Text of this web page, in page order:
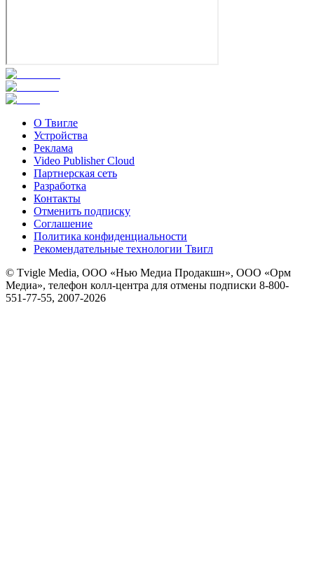
О Твигле
Устройства
Реклама
Video Publisher Cloud
Партнерская сеть
Разработка
Контакты
Отменить подписку
Соглашение
Политика конфиденциальности
Рекомендательные технологии Твигл
© Tvigle Media, ООО «Нью Медиа Продакшн», ООО «Орм
Медиа», телефон колл-центра для отмены подписки 8-800-
551-77-55, 2007-2026